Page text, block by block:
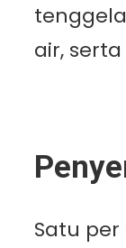
air,
Satu